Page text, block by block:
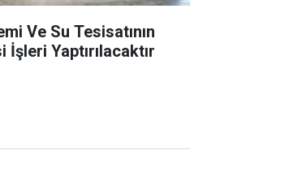
Ve Su Tesisatının
İşleri Yaptırılacaktır